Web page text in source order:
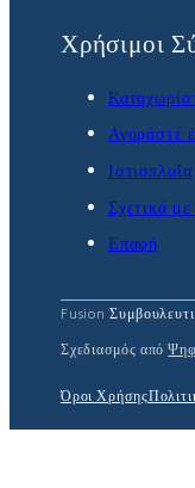
Χρήσιμοι
Αγοράστε
Ιστιοπλοΐα
Σχετικά
Επαφή
Fusion
Σχεδιασμός από
Όροι Χρήσης